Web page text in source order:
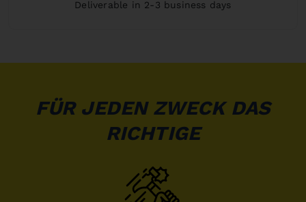
Deliverable in 2-3 business days
FÜR JEDEN ZWECK DAS
RICHTIGE